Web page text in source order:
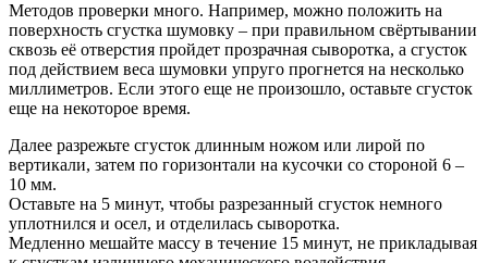
Методов проверки много. Например, можно положить на
поверхность сгустка шумовку – при правильном свёртывании
сквозь её отверстия пройдет прозрачная сыворотка, а сгусток
под действием веса шумовки упруго прогнется на несколько
миллиметров. Если этого еще не произошло, оставьте сгусток
еще на некоторое время.
Далее разрежьте сгусток длинным ножом или лирой по
вертикали, затем по горизонтали на кусочки со стороной 6 –
10 мм.
Оставьте на 5 минут, чтобы разрезанный сгусток немного
уплотнился и осел, и отделилась сыворотка.
Медленно мешайте массу в течение 15 минут, не прикладывая